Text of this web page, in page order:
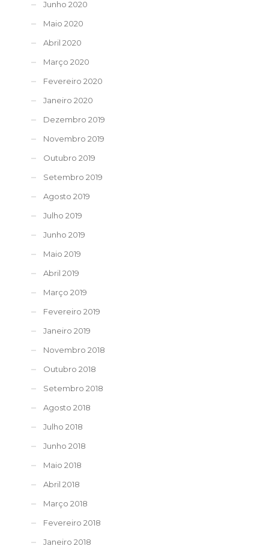
Junho 2020
Maio 2020
Abril 2020
Março 2020
Fevereiro 2020
Janeiro 2020
Dezembro 2019
Novembro 2019
Outubro 2019
Setembro 2019
Agosto 2019
Julho 2019
Junho 2019
Maio 2019
Abril 2019
Março 2019
Fevereiro 2019
Janeiro 2019
Novembro 2018
Outubro 2018
Setembro 2018
Agosto 2018
Julho 2018
Junho 2018
Maio 2018
Abril 2018
Março 2018
Fevereiro 2018
Janeiro 2018